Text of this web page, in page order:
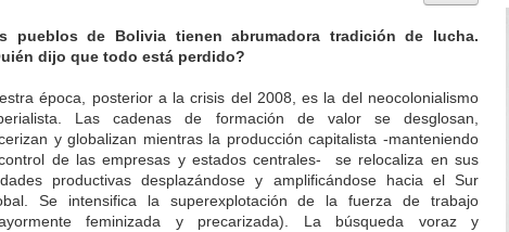
pueblos de Bolivia tienen abrumadora tradición de lucha.
dijo que todo está perdido?
época, posterior a la crisis del 2008, es la del neocolonialismo
Las cadenas de formación de valor se desglosan,
y globalizan mientras la producción capitalista -manteniendo
de las empresas y estados centrales- se relocaliza en sus
productivas desplazándose y amplificándose hacia el Sur
Se intensifica la superexplotación de la fuerza de trabajo
feminizada y precarizada). La búsqueda voraz y